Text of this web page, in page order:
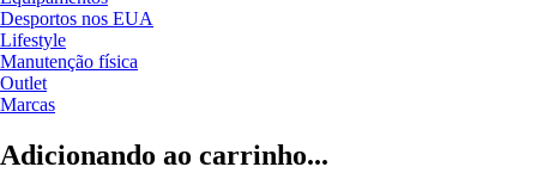
Desportos nos EUA
Lifestyle
Manutenção física
Outlet
Marcas
Adicionando ao carrinho...